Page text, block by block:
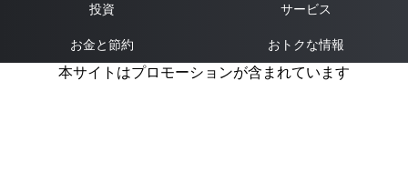
投資 サービス
お金と節約 おトクな情報
本サイトはプロモーションが含まれています